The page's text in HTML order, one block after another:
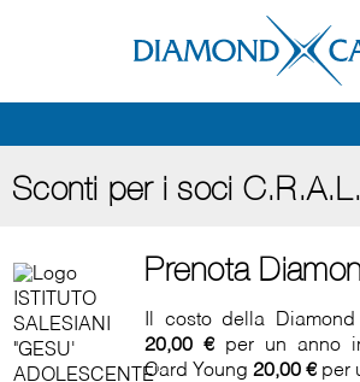
Sconti per i soci C.R.A.L.
Prenota
Il costo della
20,00 €per un anno
Card Young20,00 €per